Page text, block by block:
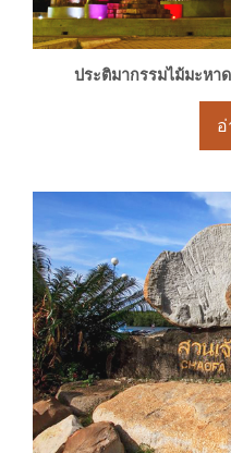
ประติมากรรมไม้มะหา